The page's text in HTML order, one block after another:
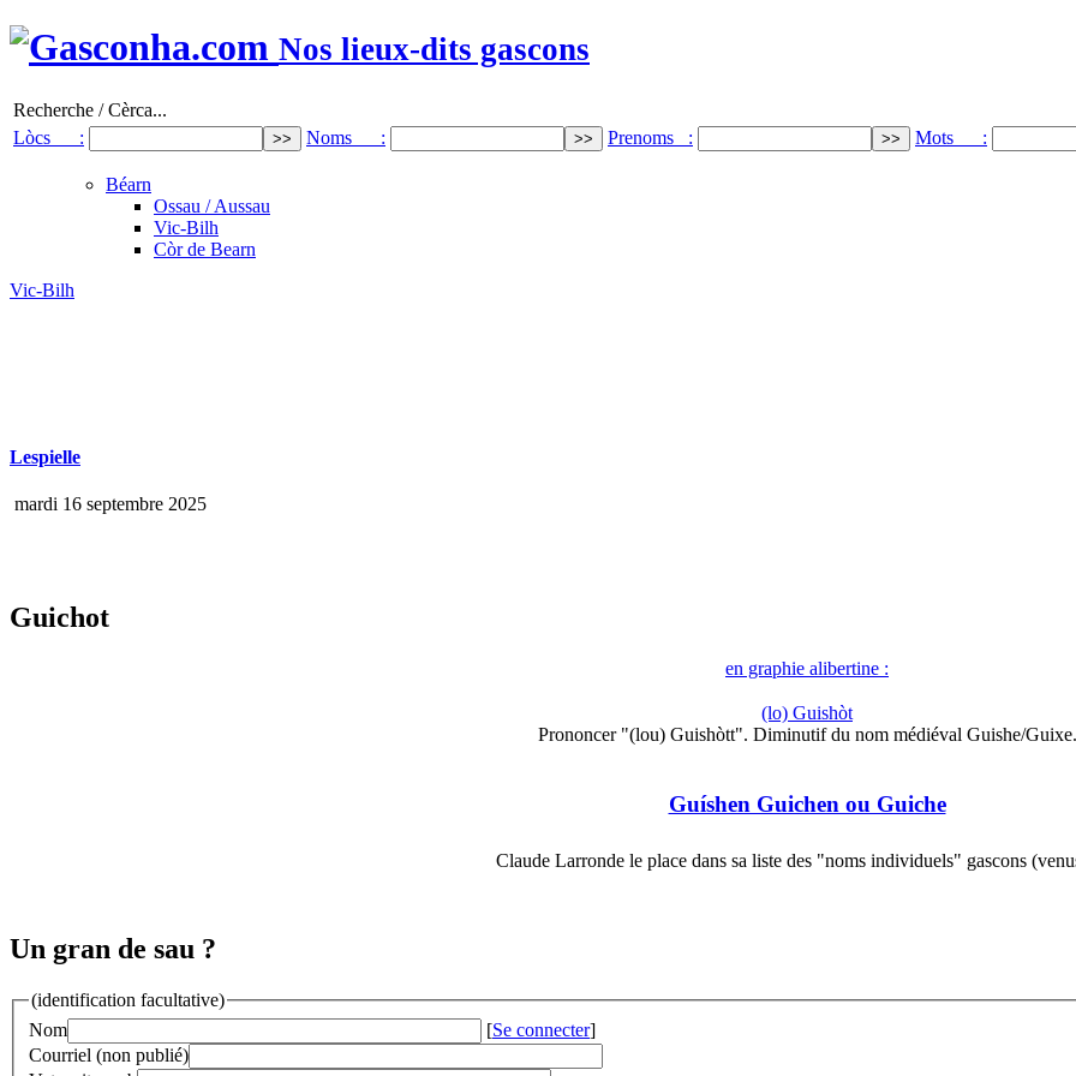
Nos lieux-dits gascons
Recherche / Cèrca...
Lòcs :
Noms : Prenoms : Mots :
Béarn
Ossau / Aussau
Vic-Bilh
Còr de Bearn
Vic-Bilh
Lespielle
mardi 16 septembre 2025
Guichot
en graphie alibertine :
(lo) Guishòt
Prononcer "(lou) Guishòtt". Diminutif du nom médiéval Guishe/Guixe.
Guíshen Guichen ou Guiche
Claude Larronde le place dans sa liste des "noms individuels" gascons
Un gran de sau ?
(identification facultative)
Nom
[Se connecter]
Courriel (non publié)